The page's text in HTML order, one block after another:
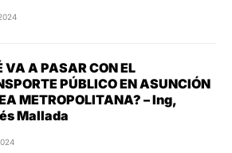
VA A PASAR CON EL
PÚBLICO EN ASUNCIÓN
METROPOLITANA? – Ing,
Mallada